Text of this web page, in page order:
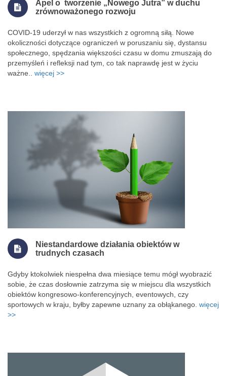
Apel o tworzenie „Nowego Jutra” w duchu
zrównoważonego rozwoju
COVID-19 uderzył w nas wszystkich z ogromną siłą. Nowe
okoliczności dotyczące ograniczeń w poruszaniu się, dystansu
społecznego, spędzania większości czasu w domu zmuszają do
przemyśleń i refleksji nad tym, co tak naprawdę jest w życiu
ważne.. więcej >>
Niestandardowe działania obiektów w
trudnych czasach
Gdyby ktokolwiek niespełna dwa miesiące temu mógł wyobrazić
sobie, że czas dosłownie zatrzyma się w miejscu dla wszystkich
obiektów kongresowo-konferencyjnych, eventowych, czy
sportowych w kraju, byłby zapewne uznany za obłąkanego. więcej
>>